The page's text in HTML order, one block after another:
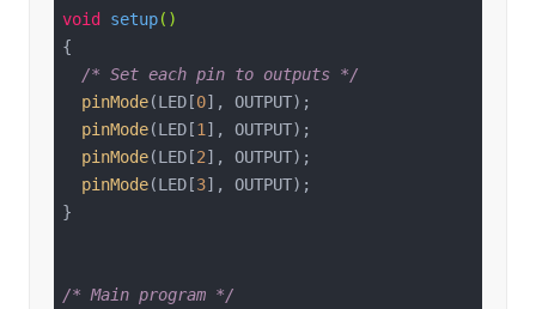
void setup()
{
/* Set each pin to outputs */
pinMode(LED[0], OUTPUT);
pinMode(LED[1 ], OUTPUT);
pinMode(LED[2], OUTPUT);
pinMode(LED[3], OUTPUT);
}
/* Main program */